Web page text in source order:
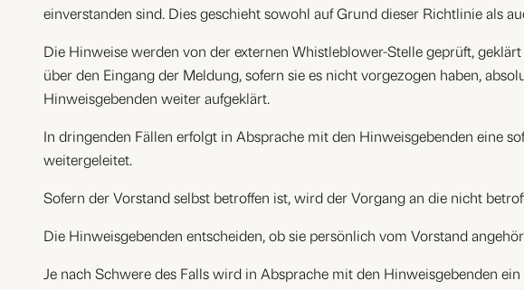
einverstanden sind. Dies geschieht sowohl auf Grund dieser Richtlinie als
Die Hinweise werden von der externen Whistleblower-Stelle geprüft,
über den Eingang der Meldung, sofern sie es nicht vorgezogen haben,
Hinweisgebenden weiter aufgeklärt.
In dringenden Fällen erfolgt in Absprache mit den Hinweisgebenden eine
weitergeleitet.
Sofern der Vorstand selbst betroffen ist, wird der Vorgang an die nicht
Die Hinweisgebenden entscheiden, ob sie persönlich vom Vorstand
Je nach Schwere des Falls wird in Absprache mit den Hinweisgebenden